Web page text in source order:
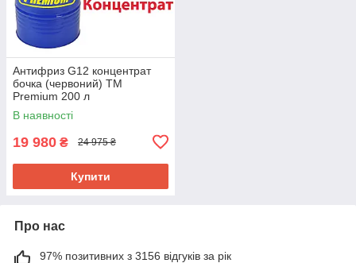
Антифриз G12 концентрат
бочка (червоний) TM
Premium 200 л
В наявності
19 980 ₴ 24 975 ₴
Купити
Про нас
97% позитивних з 3156 відгуків за рік